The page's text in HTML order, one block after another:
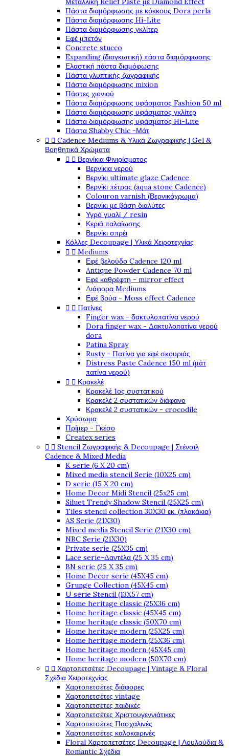
Πάστα διαμόρφωσης με κόκκους Dora perla
Πάστα διαμόρφωσης Hi-Lite
Πάστα διαμόρφωσης γκλίτερ
Εφέ μπετόν
Concrete stucco
Expanding (διογκωτική) πάστα διαμόρφωσης
Ελαστική πάστα διαμόφωσης
Πάστα γλυπτικής ζωγραφικής
Πάστα διαμόρφωσης mixion
Πάστες χιονιού
Πάστα διαμόρφωσης υφάσματος Fashion 50 ml
Πάστα διαμόρφωσης υφάσματος γκλίτερ
Πάστα διαμόρφωσης υφάσματος Hi-Lite
Πάστα Shabby Chic -Μάτ
  Cadence Mediums & Υλικά Ζωγραφικής | Gel &
Βοηθητικά Χρώματα
  Βερνίκια Φινιρίσματος
Βερνίκια νερού
Βερνίκι ultimate glaze Cadence
Βερνίκι πέτρας (aqua stone Cadence)
Colouron varnish (Βερνικόχρωμα)
Βερνίκι με βάση διαλύτες
Υγρό γυαλί / resin
Κεριά παλαίωσης
Βερνίκι σπρέι
Κόλλες Decoupage | Υλικά Χειροτεχνίας
  Mediums
Εφέ βελούδο Cadence 120 ml
Antique Powder Cadence 70 ml
Εφέ καθρέφτη - mirror effect
Διάφορα Mediums
Εφέ βρύα - Moss effect Cadence
  Πατίνες
Finger wax - δακτυλοπατίνα νερού
Dora finger wax - Δακτυλοπατίνα νερού
dora
Patina Spray
Rusty - Πατίνα για εφέ σκουριάς
Distress Paste Cadence 150 ml (μάτ
πατίνα νερού)
  Κρακελέ
Κρακελέ 1ος συστατικού
Κρακελέ 2 συστατικών διάφανο
Κρακελέ 2 συστατικών - crocodile
Χρύσωμα
Πρίμερ - Γκέσο
Createx series
  Stencil Ζωγραφικής & Decoupage | Στένσιλ
Cadence & Mixed Media
K serie (6 X 20 cm)
Mixed media stencil Serie (10X25 cm)
D serie (15 X 20 cm)
Home Decor Midi Stencil (25x25 cm)
Siluet Trendy Shadow Stencil (25X25 cm)
Tiles stencil collection 30X30 εκ. (πλακάκια)
AS Serie (21X30)
Mixed media Stencil Serie (21X30 cm)
NBC Serie (21X30)
Private serie (25X35 cm)
Lace serie-Δαντέλα (25 X 35 cm)
BN serie (25 X 35 cm)
Home Decor serie (45X45 cm)
Grunge Collection (45X45 cm)
U serie Stencil (13X57 cm)
Home heritage classic (25X36 cm)
Home heritage classic (45X45 cm)
Home heritage classic (50X70 cm)
Home heritage modern (25X25 cm)
Home heritage modern (25X36 cm)
Home heritage modern (45X45 cm)
Home heritage modern (50X70 cm)
  Χαρτοπετσέτες Decoupage | Vintage & Floral
Σχέδια Χειροτεχνίας
Χαρτοπετσέτες διάφορες
Χαρτοπετσέτες vintage
Χαρτοπετσέτες παιδικές
Χαρτοπετσέτες Χριστουγεννιάτικες
Χαρτοπετσέτες Πασχαλινές
Χαρτοπετσέτες καλοκαιρινές
Floral Χαρτοπετσέτες Decoupage | Λουλούδια &
Romantic Σχέδια